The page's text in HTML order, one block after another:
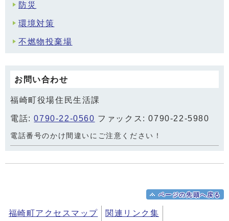
防災
環境対策
不燃物投棄場
お問い合わせ
福崎町役場住民生活課
電話:0790-22-0560 ファックス: 0790-22-5980
電話番号のかけ間違いにご注意ください！
ページの先頭へ戻る
福崎町アクセスマップ 関連リンク集